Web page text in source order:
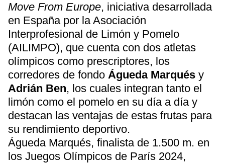
Move From Europe, iniciativa desarrollada
en España por la Asociación
Interprofesional de Limón y Pomelo
(AILIMPO), que cuenta con dos atletas
olímpicos como prescriptores, los
corredores de fondo Águeda Marqués y
Adrián Ben, los cuales integran tanto el
limón como el pomelo en su día a día y
destacan las ventajas de estas frutas para
su rendimiento deportivo.
Águeda Marqués, finalista de 1.500 m. en
los Juegos Olímpicos de París 2024,